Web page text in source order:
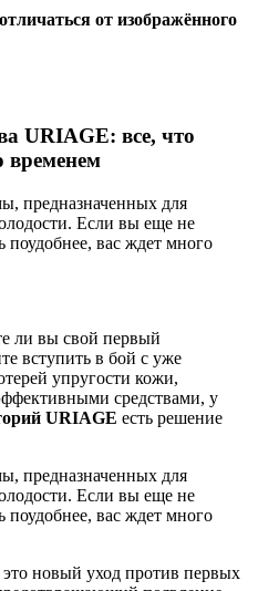
от изображённого
URIAGE: все, что
временем
предназначенных для
Если вы еще не
вас ждет много
ли вы свой первый
вступить в бой с уже
упругости кожи,
средствами, у
URIAGE есть решение
предназначенных для
Если вы еще не
вас ждет много
это новый уход против первых